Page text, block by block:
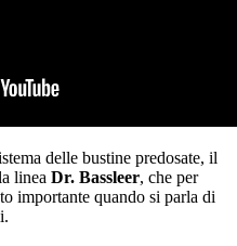
delle bustine predosate, il
linea Dr. Bassleer, che per
importante quando si parla di